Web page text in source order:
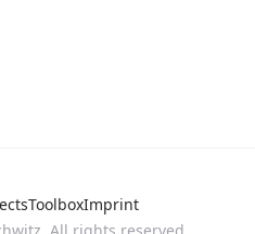
ToolboxImprint